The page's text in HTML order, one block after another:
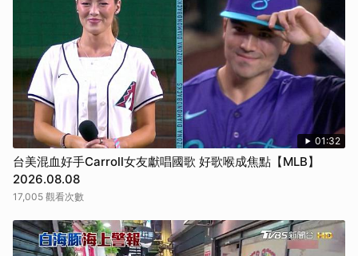
01:32
台美混血好手Carroll女友獻唱國歌 好歌喉成焦點【MLB】
2026.08.08
17,005 觀看次數